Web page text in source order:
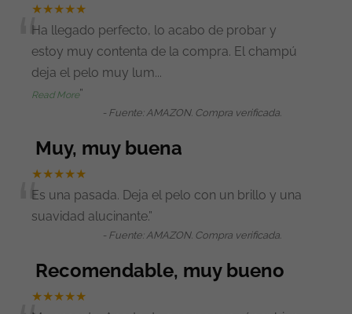
★★★★★
“
Ha llegado perfecto, lo acabo de probar y
estoy muy contenta de la compra. El champú
deja el pelo muy lum...
Read More”
- Fuente: AMAZON. Compra verificada.
Muy, muy buena
★★★★★
“
Es una pasada. Deja el pelo con un brillo y una
suavidad alucinante.”
- Fuente: AMAZON. Compra verificada.
Recomendable, muy bueno
★★★★★